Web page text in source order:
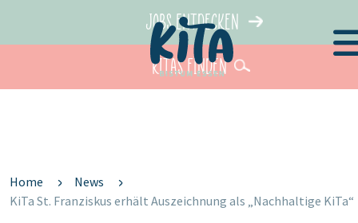
Jobs entdecken
KiTas finden
Home
News
KiTa St. Franziskus erhält Auszeichnung als „Nachhaltige KiTa“